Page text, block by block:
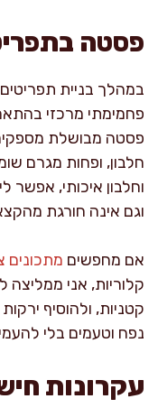
פסטה
במהלך בניית
חלבון, ופחות מגרם
וחלבון איכותי,
וגם אינה חורגת
אם מחפשים מתכונים
קלוריות, אני
קטניות, ולהוסיף
נפח וטעמים בלי
עקרונות